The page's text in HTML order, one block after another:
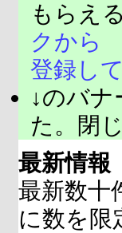
もらえ
クから
登録し
↓のバ
た。閉
最新情報
最新数十
に数を限